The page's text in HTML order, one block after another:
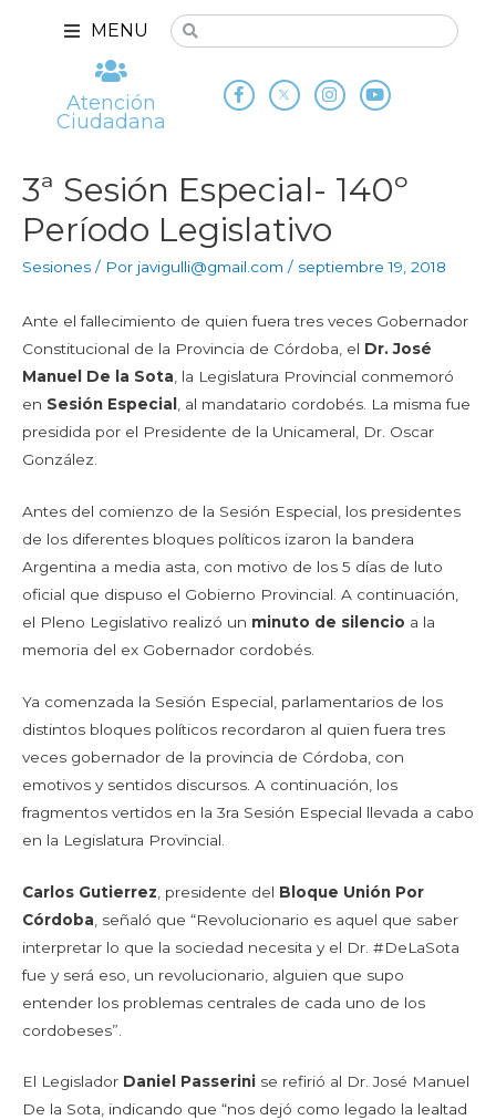
MENU
Atención
Ciudadana
3ª Sesión Especial- 140º
Período Legislativo
Sesiones / Por javigulli@gmail.com / septiembre 19, 2018
Ante el fallecimiento de quien fuera tres veces Gobernador
Constitucional de la Provincia de Córdoba, el Dr. José
Manuel De la Sota , la Legislatura Provincial conmemoró
en Sesión Especial
, al mandatario cordobés. La misma fue
presidida por el Presidente de la Unicameral, Dr. Oscar
González.
Antes del comienzo de la Sesión Especial, los presidentes
de los diferentes bloques políticos izaron la bandera
Argentina a media asta, con motivo de los 5 días de luto
oficial que dispuso el Gobierno Provincial. A continuación,
el Pleno Legislativo realizó un minuto de silencio a la
memoria del ex Gobernador cordobés.
Ya comenzada la Sesión Especial, parlamentarios de los
distintos bloques políticos recordaron al quien fuera tres
veces gobernador de la provincia de Córdoba, con
emotivos y sentidos discursos. A continuación, los
fragmentos vertidos en la 3ra Sesión Especial llevada a cabo
en la Legislatura Provincial.
Carlos Gutierrez , presidente del Bloque Unión Por
Córdoba , señaló que “Revolucionario es aquel que saber
interpretar lo que la sociedad necesita y el Dr. #DeLaSota
fue y será eso, un revolucionario, alguien que supo
entender los problemas centrales de cada uno de los
cordobeses”.
El Legislador Daniel Passerini se refirió al Dr. José Manuel
De la Sota, indicando que “nos dejó como legado la lealtad